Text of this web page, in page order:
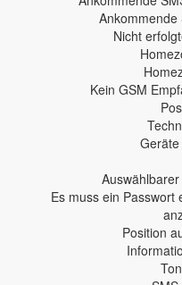
Ankommende
Nicht
Kein GSM
Es muss ein Passwort
Position